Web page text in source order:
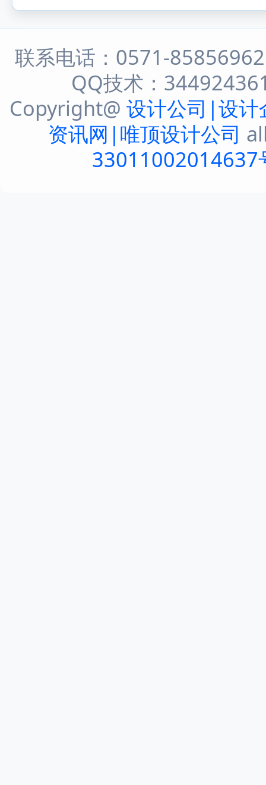
联系电话：0571-
QQ技术：
Copyright@ 设计公司|设计
资讯网|唯顶设计公司
33011002014637